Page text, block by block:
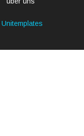
Unitemplates